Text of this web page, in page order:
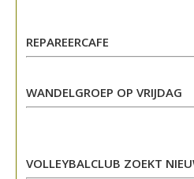
REPAREERCAFE
WANDELGROEP OP VRIJDAG
VOLLEYBALCLUB ZOEKT